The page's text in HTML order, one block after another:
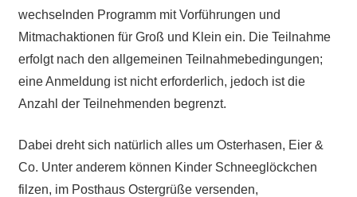
wechselnden Programm mit Vorführungen und
Mitmachaktionen für Groß und Klein ein. Die Teilnahme
erfolgt nach den allgemeinen Teilnahmebedingungen;
eine Anmeldung ist nicht erforderlich, jedoch ist die
Anzahl der Teilnehmenden begrenzt.
Dabei dreht sich natürlich alles um Osterhasen, Eier &
Co. Unter anderem können Kinder Schneeglöckchen
filzen, im Posthaus Ostergrüße versenden,